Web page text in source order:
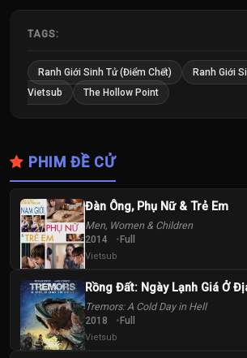
TAGS:
Ranh Giới Sinh Tử (Điểm Chết)
Ranh Giới
Vietsub
The Hollow Point
PHIM ĐỀ CỬ
Đàn Ông, Phụ Nữ & Trẻ Em
Men, Women & Children
2014 Full
Vietsub
Rồng Đất: Ngày Lạnh Giá Ở
Tremors: A Cold Day in Hell
2018 Full
Vietsub